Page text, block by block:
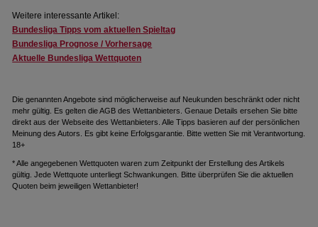
Weitere interessante Artikel:
Bundesliga Tipps vom aktuellen Spieltag
Bundesliga Prognose / Vorhersage
Aktuelle Bundesliga Wettquoten
Die genannten Angebote sind möglicherweise auf Neukunden beschränkt oder nicht
mehr gültig. Es gelten die AGB des Wettanbieters. Genaue Details ersehen Sie bitte
direkt aus der Webseite des Wettanbieters. Alle Tipps basieren auf der persönlichen
Meinung des Autors. Es gibt keine Erfolgsgarantie. Bitte wetten Sie mit Verantwortung.
18+
* Alle angegebenen Wettquoten waren zum Zeitpunkt der Erstellung des Artikels
gültig. Jede Wettquote unterliegt Schwankungen. Bitte überprüfen Sie die aktuellen
Quoten beim jeweiligen Wettanbieter!